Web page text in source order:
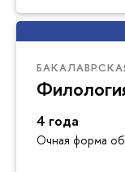
4 года
Очная форма